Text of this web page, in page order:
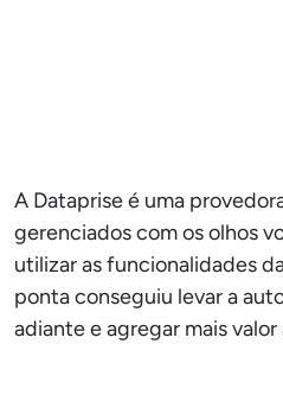
A Dataprise é uma
gerenciados com os olhos
utilizar as funcionalidades
ponta conseguiu levar a
adiante e agregar mais